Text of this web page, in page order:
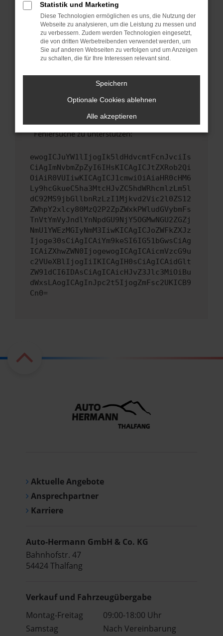
Betriebssystem auf dem neuesten Stand
sind.
Veraltete Software birgt nicht nur ein
Sicherheitsrisiko, sondern kann auch dazu
führen, dass bestimmte Funktionen nicht mehr
unterstützt werden.
Wende dich an den Webseitenbetreiber.
Wenn du alle oben genannten Schritte versucht
hast, kontaktiere uns bitte. Wir werden
versuchen, das Problem zu beheben. Du kannst
uns diesen Text schicken, um uns bei der
Fehlersuche zu unterstützen:
ewogICJuYW1lIjogIk5ldHdvcmtFcnJvciIs
CiAgImNvbmZpZyI6IHsKICAgICJtZXRob2Qi
OiAiR0VUIiwKICAgICJ1cmwiOiAiaHR0cHM6
Ly9hcGkueC5ha3MtcHJvZC5hdWRhcmlzLm5l
dC92MS9jbGllbnRzLzI1Mjkvd2Vic2l0ZS12
ZWhpY2xlcy80MzQ2P2ZpZWxkPWludGVybmFs
TnVtYmVyJndlYnNpdGU9NjY5OGMwNGU2ZGZj
NmU1YWEzMGIyNmM3IiwKICAgICJoZWFkZXJz
Ijoge30sCiAgICAiYm9keSI6IG51bGwsCiAg
ICAiZXhwZWN0IjogewogICAgICAicmVzcG9u
c2VUeXBlIjogIiIKICAgIH0sCiAgICAidGlt
ZW91dCI6IDAsCiAgICAicHJvZ3Jlc3MiOiBu
dWxsLAogICAgInJpc2t5IjogZmFsc2UKICB9
Cn0=
Aktuelle Angebote
Ansprechpartner
Karriere
Auto-Hermann GmbH & Co. KG
Bahnhofstr. 47
54424 Thalfang
Verkauf und Fahrzeugübergabe
Montag-Freitag
09:00-18:00 Uhr
Samstag
Nach Vereinbarung
Statistik und Marketing
Diese Technologien ermöglichen es uns, die Nutzung der
Webseite zu analysieren, um die Leistung zu messen und
zu verbessern. Zudem werden Technologien eingesetzt,
die von dritten Werbetreibenden verwendet werden, um
Sie auf anderen Webseiten zu verfolgen und um Anzeigen
zu schalten, die für Ihre Interessen relevant sind.
Speichern
Optionale Cookies ablehnen
Alle akzeptieren